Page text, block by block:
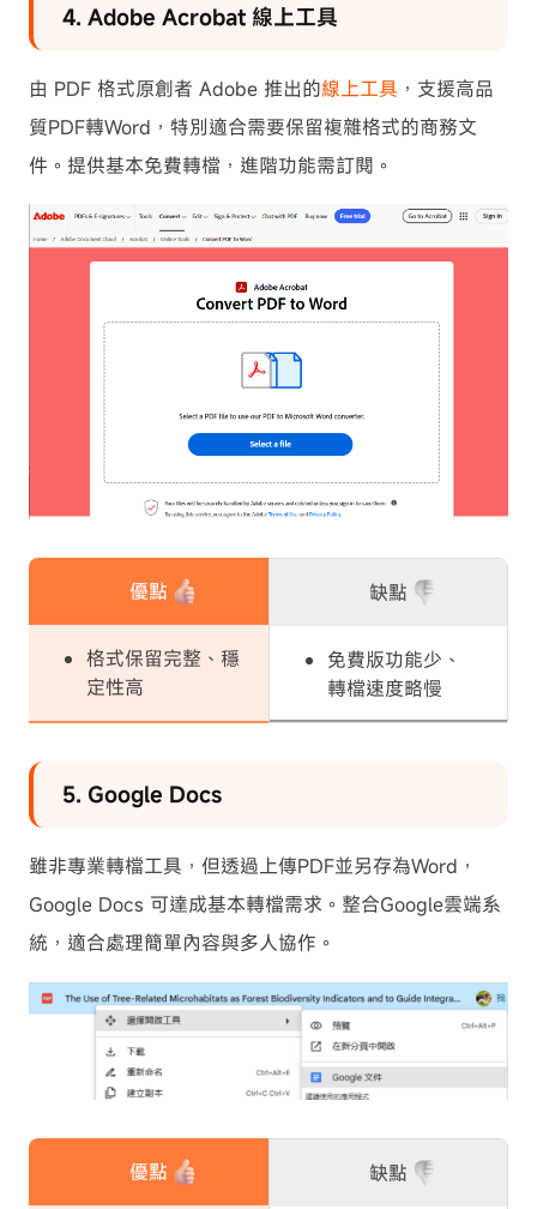
4. Adobe Acrobat 線上工具
由 PDF 格式原創者 Adobe 推出的線上工具 ，支援高品
質PDF轉Word，特別適合需要保留複雜格式的商務文
件。提供基本免費轉檔，進階功能需訂閱。
優點
格式保留完整、穩
定性高
缺點
免費版功能少、
轉檔速度略慢
5. Google Docs
雖非專業轉檔工具，但透過上傳PDF並另存為Word，
Google Docs 可達成基本轉檔需求。整合Google雲端系
統，適合處理簡單內容與多人協作。
優點 缺點